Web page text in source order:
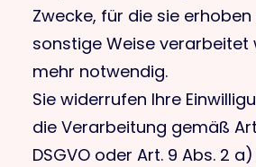
Zwecke, für die sie
sonstige Weise verarbeitet
mehr notwendig.
Sie widerrufen Ihre
die Verarbeitung gemäß Art.
DSGVO oder Art. 9 Abs. 2